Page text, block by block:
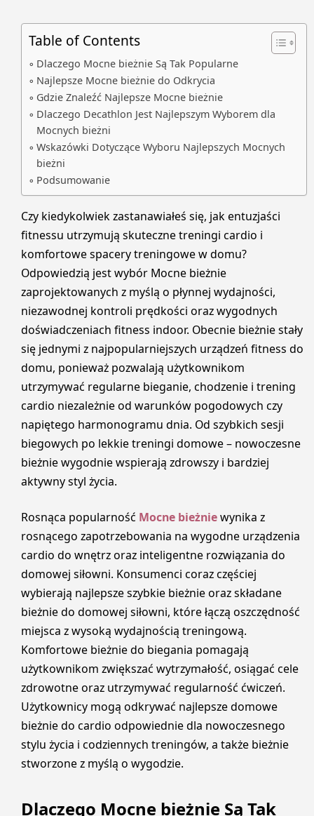
Table of Contents
Dlaczego Mocne bieżnie Są Tak Popularne
Najlepsze Mocne bieżnie do Odkrycia
Gdzie Znaleźć Najlepsze Mocne bieżnie
Dlaczego Decathlon Jest Najlepszym Wyborem dla
Mocnych bieżni
Wskazówki Dotyczące Wyboru Najlepszych Mocnych
bieżni
Podsumowanie
Czy kiedykolwiek zastanawiałeś się, jak entuzjaści
fitnessu utrzymują skuteczne treningi cardio i
komfortowe spacery treningowe w domu?
Odpowiedzią jest wybór Mocne bieżnie
zaprojektowanych z myślą o płynnej wydajności,
niezawodnej kontroli prędkości oraz wygodnych
doświadczeniach fitness indoor. Obecnie bieżnie stały
się jednymi z najpopularniejszych urządzeń fitness do
domu, ponieważ pozwalają użytkownikom
utrzymywać regularne bieganie, chodzenie i trening
cardio niezależnie od warunków pogodowych czy
napiętego harmonogramu dnia. Od szybkich sesji
biegowych po lekkie treningi domowe – nowoczesne
bieżnie wygodnie wspierają zdrowszy i bardziej
aktywny styl życia.
Rosnąca popularność Mocne bieżniewynika z
rosnącego zapotrzebowania na wygodne urządzenia
cardio do wnętrz oraz inteligentne rozwiązania do
domowej siłowni. Konsumenci coraz częściej
wybierają najlepsze szybkie bieżnie oraz składane
bieżnie do domowej siłowni, które łączą oszczędność
miejsca z wysoką wydajnością treningową.
Komfortowe bieżnie do biegania pomagają
użytkownikom zwiększać wytrzymałość, osiągać cele
zdrowotne oraz utrzymywać regularność ćwiczeń.
Użytkownicy mogą odkrywać najlepsze domowe
bieżnie do cardio odpowiednie dla nowoczesnego
stylu życia i codziennych treningów, a także bieżnie
stworzone z myślą o wygodzie.
Dlaczego Mocne bieżnie Są Tak